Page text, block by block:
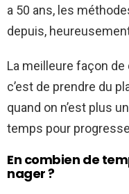
a 50 ans, les
depuis,
La meilleure façon
c’est de prendre du
quand on n’est plus
temps pour
En combien de
nager ?